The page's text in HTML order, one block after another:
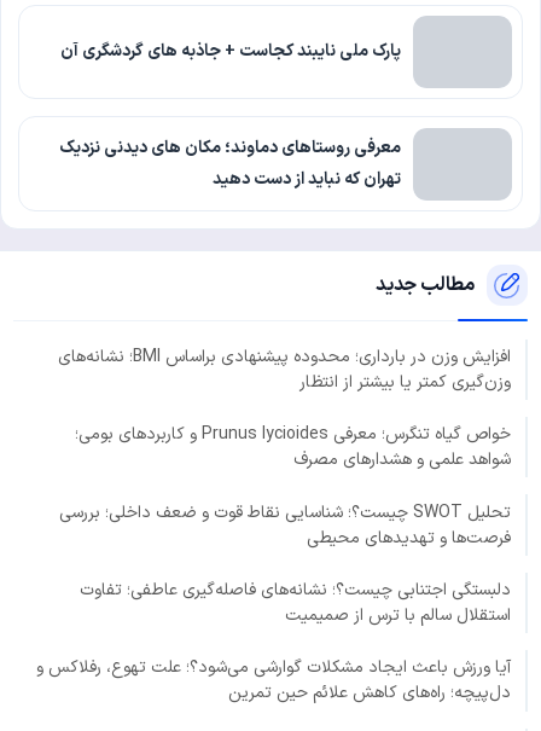
پارک ملی نایبند کجاست + جاذبه های گردشگری آن
معرفی روستاهای دماوند؛ مکان های دیدنی نزدیک
تهران که نباید از دست دهید
مطالب جدید
افزایش وزن در بارداری؛ محدوده پیشنهادی براساس BMI؛ نشانه‌های
وزن‌گیری کمتر یا بیشتر از انتظار
خواص گیاه تنگرس؛ معرفی Prunus lycioides و کاربردهای بومی؛
شواهد علمی و هشدارهای مصرف
تحلیل SWOT چیست؟؛ شناسایی نقاط قوت و ضعف داخلی؛ بررسی
فرصت‌ها و تهدیدهای محیطی
دلبستگی اجتنابی چیست؟؛ نشانه‌های فاصله‌گیری عاطفی؛ تفاوت
استقلال سالم با ترس از صمیمیت
آیا ورزش باعث ایجاد مشکلات گوارشی می‌شود؟؛ علت تهوع، رفلاکس و
دل‌پیچه؛ راه‌های کاهش علائم حین تمرین